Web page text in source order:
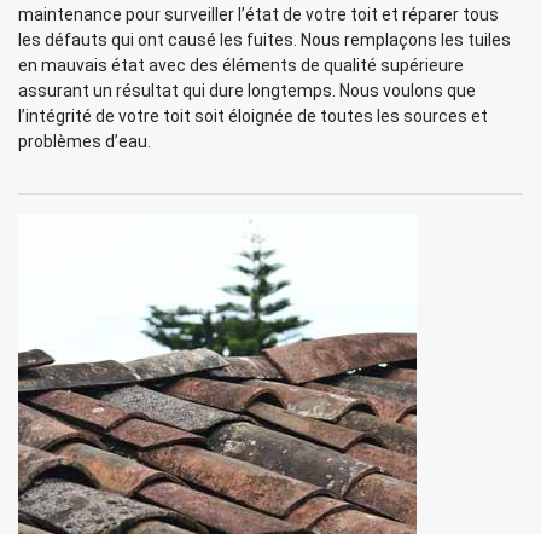
maintenance pour surveiller l’état de votre toit et réparer tous
les défauts qui ont causé les fuites. Nous remplaçons les tuiles
en mauvais état avec des éléments de qualité supérieure
assurant un résultat qui dure longtemps. Nous voulons que
l’intégrité de votre toit soit éloignée de toutes les sources et
problèmes d’eau.